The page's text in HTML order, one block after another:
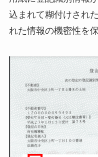
込まれて糊付けされ
れた情報の機密性を